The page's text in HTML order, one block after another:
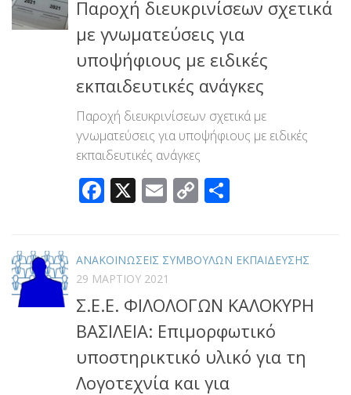
Παροχή διευκρινίσεων σχετικά
με γνωματεύσεις για
υποψήφιους με ειδικές
εκπαιδευτικές ανάγκες
Παροχή διευκρινίσεων σχετικά με
γνωματεύσεις για υποψήφιους με ειδικές
εκπαιδευτικές ανάγκες
Facebook
X Email
Copy
ΑΝΑΚΟΙΝΩΣΕΙΣ ΣΥΜΒΟΥΛΩΝ ΕΚΠΑΙΔΕΥΣΗΣ
29 ΜΑΡΤΊΟΥ 2021
Σ.Ε.Ε. ΦΙΛΟΛΟΓΩΝ ΚΑΛΟΚΥΡΗ
ΒΑΣΙΛΕΙΑ: Επιμορφωτικό
υποστηρικτικό υλικό για τη
Λογοτεχνία και για